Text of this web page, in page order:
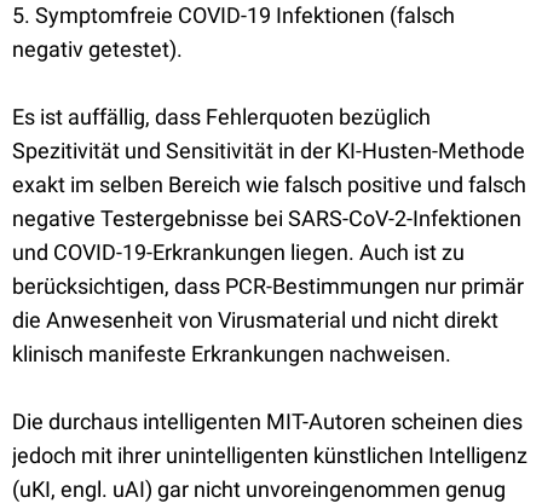
5. Symptomfreie COVID-19 Infektionen (falsch
negativ getestet).
Es ist auffällig, dass Fehlerquoten bezüglich
Spezitivität und Sensitivität in der KI-Husten-Methode
exakt im selben Bereich wie falsch positive und falsch
negative Testergebnisse bei SARS-CoV-2-Infektionen
und COVID-19-Erkrankungen liegen. Auch ist zu
berücksichtigen, dass PCR-Bestimmungen nur primär
die Anwesenheit von Virusmaterial und nicht direkt
klinisch manifeste Erkrankungen nachweisen.
Die durchaus intelligenten MIT-Autoren scheinen dies
jedoch mit ihrer unintelligenten künstlichen Intelligenz
(uKI, engl. uAI) gar nicht unvoreingenommen genug